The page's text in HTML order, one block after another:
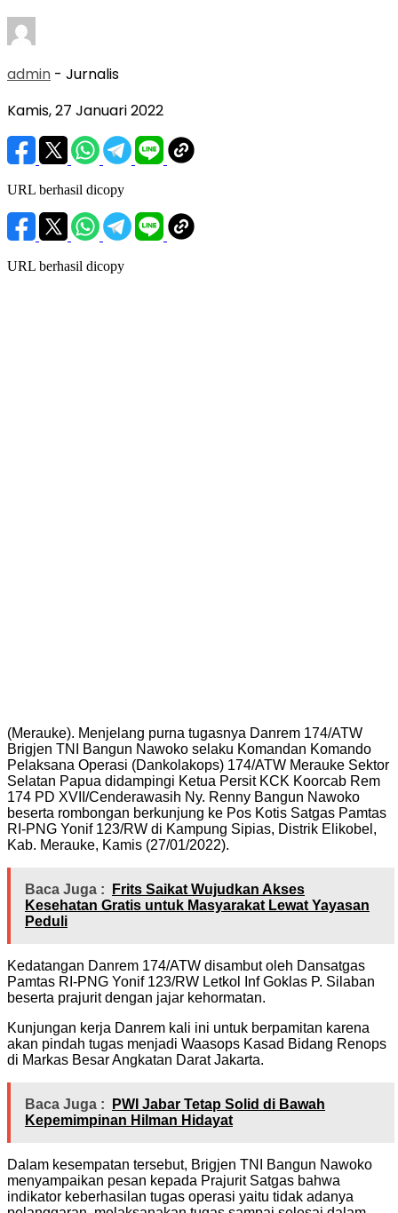
admin - Jurnalis
Kamis, 27 Januari 2022
URL berhasil dicopy
URL berhasil dicopy
(Merauke). Menjelang purna tugasnya Danrem 174/ATW
Brigjen TNI Bangun Nawoko selaku Komandan Komando
Pelaksana Operasi (Dankolakops) 174/ATW Merauke Sektor
Selatan Papua didampingi Ketua Persit KCK Koorcab Rem
174 PD XVII/Cenderawasih Ny. Renny Bangun Nawoko
beserta rombongan berkunjung ke Pos Kotis Satgas Pamtas
RI-PNG Yonif 123/RW di Kampung Sipias, Distrik Elikobel,
Kab. Merauke, Kamis (27/01/2022).
Baca Juga :
Frits Saikat Wujudkan Akses
Kesehatan Gratis untuk Masyarakat Lewat Yayasan
Peduli
Kedatangan Danrem 174/ATW disambut oleh Dansatgas
Pamtas RI-PNG Yonif 123/RW Letkol Inf Goklas P. Silaban
beserta prajurit dengan jajar kehormatan.
Kunjungan kerja Danrem kali ini untuk berpamitan karena
akan pindah tugas menjadi Waasops Kasad Bidang Renops
di Markas Besar Angkatan Darat Jakarta.
Baca Juga :
PWI Jabar Tetap Solid di Bawah
Kepemimpinan Hilman Hidayat
Dalam kesempatan tersebut, Brigjen TNI Bangun Nawoko
menyampaikan pesan kepada Prajurit Satgas bahwa
indikator keberhasilan tugas operasi yaitu tidak adanya